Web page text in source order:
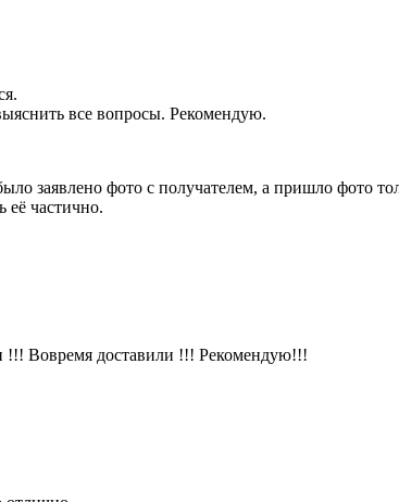
все вопросы. Рекомендую.
заявлено фото с получателем, а пришло фото
её частично.
!!! Вовремя доставили !!! Рекомендую!!!